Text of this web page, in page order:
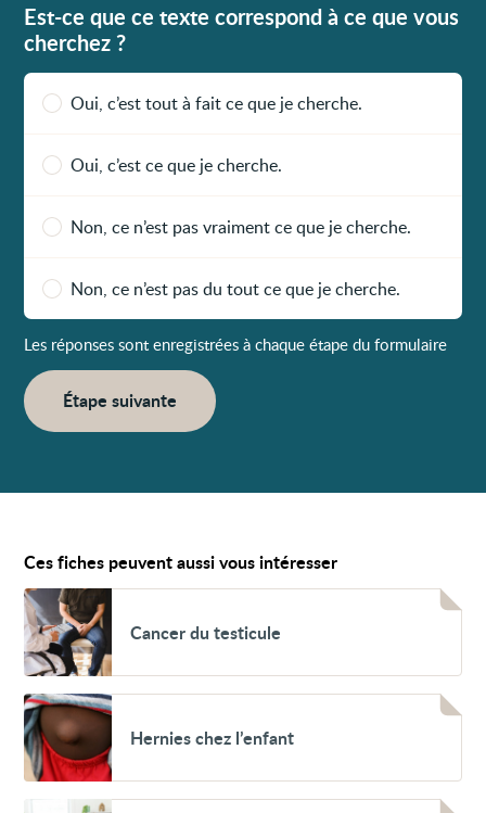
Est-ce que ce texte correspond à ce que vous
cherchez ?
Oui, c’est tout à fait ce que je cherche.
Oui, c’est ce que je cherche.
Non, ce n’est pas vraiment ce que je cherche.
Non, ce n’est pas du tout ce que je cherche.
Les réponses sont enregistrées à chaque étape du formulaire
Étape suivante
Ces fiches peuvent aussi vous intéresser
Voir
Cancer
du
testicule
Cancer du testicule
Voir
Hernies
chez
l’enfant
Hernies chez l’enfant